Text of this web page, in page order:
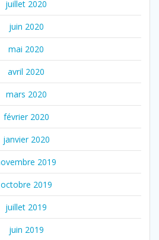
juillet 2020
juin 2020
mai 2020
avril 2020
mars 2020
février 2020
janvier 2020
2019
octobre 2019
juillet 2019
juin 2019